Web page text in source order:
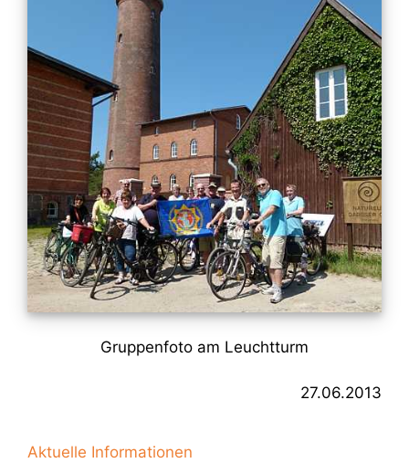
Gruppenfoto am Leuchtturm
27.06.2013
Aktuelle Informationen